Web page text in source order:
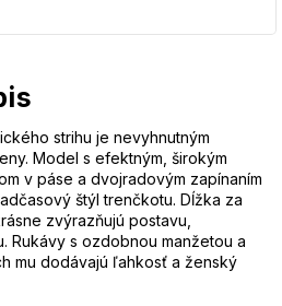
strihu je nevyhnutným
Model s efektným, širokým
v páse a dvojradovým zapínaním
štýl trenčkotu. Dĺžka za
zvýrazňujú postavu,
Rukávy s ozdobnou manžetou a
mu dodávajú ľahkosť a ženský